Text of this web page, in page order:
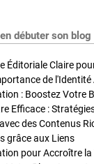
débuter son
Éditoriale Claire
de
Efficace :
grâce aux Liens
pour Accroître